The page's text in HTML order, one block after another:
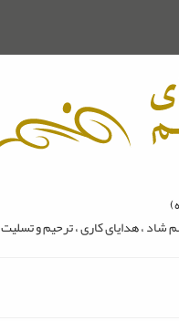
شاد ، هدایای کاری ، ترحیم و تسلیت